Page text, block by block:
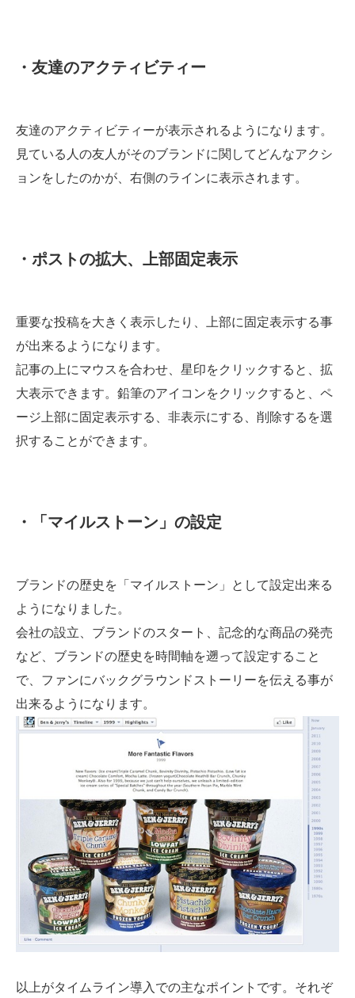
・友達のアクティビティー
友達のアクティビティーが表示されるようになります。
見ている人の友人がそのブランドに関してどんなアクシ
ョンをしたのかが、右側のラインに表示されます。
・ポストの拡大、上部固定表示
重要な投稿を大きく表示したり、上部に固定表示する事
が出来るようになります。
記事の上にマウスを合わせ、星印をクリックすると、拡
大表示できます。鉛筆のアイコンをクリックすると、ペ
ージ上部に固定表示する、非表示にする、削除するを選
択することができます。
・「マイルストーン」の設定
ブランドの歴史を「マイルストーン」として設定出来る
ようになりました。
会社の設立、ブランドのスタート、記念的な商品の発売
など、ブランドの歴史を時間軸を遡って設定すること
で、ファンにバックグラウンドストーリーを伝える事が
出来るようになります。
以上がタイムライン導入での主なポイントです。それぞ